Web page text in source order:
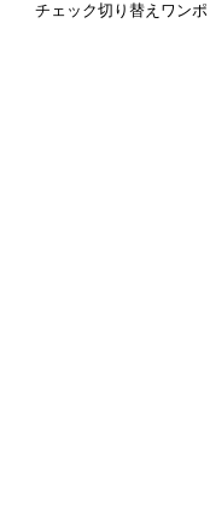
チェック切り替えワンポ